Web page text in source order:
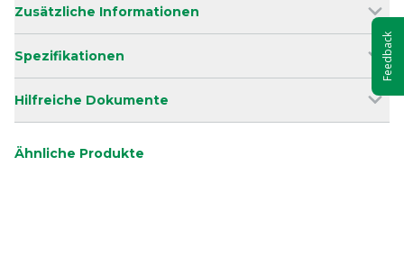
Zusätzliche Informationen
Spezifikationen
Hilfreiche Dokumente
Ähnliche Produkte
Feedback